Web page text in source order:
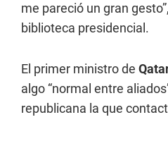
me pareció un gran
biblioteca presidencial.
El primer ministro de
algo “normal entre
republicana la que